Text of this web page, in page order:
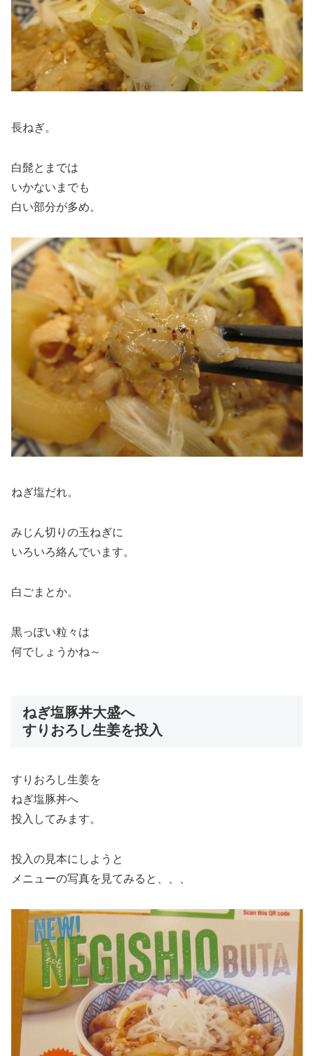
長ねぎ。
白髭とまでは
いかないまでも
白い部分が多め。
ねぎ塩だれ。
みじん切りの玉ねぎに
いろいろ絡んでいます。
白ごまとか。
黒っぽい粒々は
何でしょうかね～
ねぎ塩豚丼大盛へ
すりおろし生姜を投入
すりおろし生姜を
ねぎ塩豚丼へ
投入してみます。
投入の見本にしようと
メニューの写真を見てみると、、、